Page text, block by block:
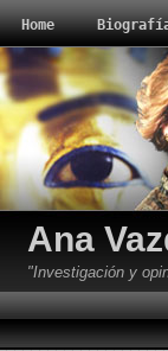
Home
Ana
"Investigación y